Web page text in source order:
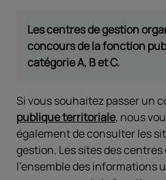
Les centres de gestion
concours de la fonction
catégorie A, B et C.
Si vous souhaitez passer un
publique territoriale, nous
également de consulter les
gestion. Les sites des
l’ensemble des informations